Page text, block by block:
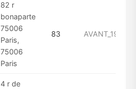
82 r
bonaparte
75006
Paris,
75006
Paris
83 AVANT_1949
4 r de